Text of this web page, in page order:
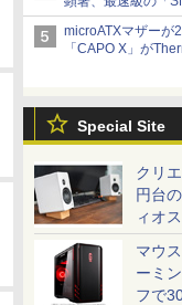
割れ [8月前半の
microATXマザーが
「CAPO X」が
Special Site
クリ
円台
ィオ
マウ
ーミ
フで